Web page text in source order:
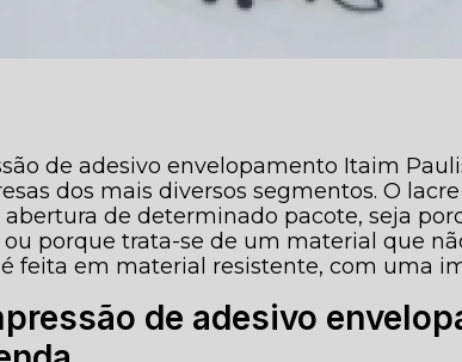
de adesivo envelopamento Itaim
dos mais diversos segmentos. O
de determinado pacote, seja
porque trata-se de um material que
feita em material resistente, com uma
de adesivo